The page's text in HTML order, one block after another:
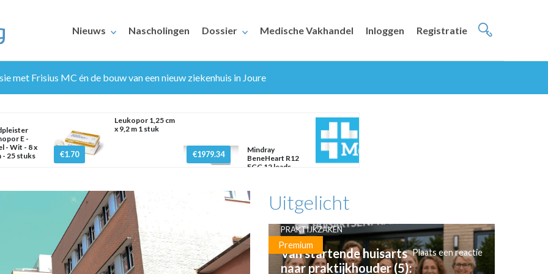
Nieuws Nascholingen Dossier Medische Vakhandel Inloggen Registratie
met Frisius MC én de bouw van een nieuw ziekenhuis in Joure
E -
- Wit - 8 x
- 25 stuks
€1.70
Leukopor 1,25 cm
x 9,2 m 1 stuk
€1979.34
Mindray
BeneHeart R12
ECG 12 leads
Uitgelicht
Premium
PRAKTIJKZAKEN
Van startende huisarts
naar praktijkhouder (5):
Plaats een reactie